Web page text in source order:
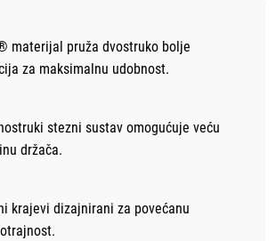
materijal pruža dvostruko bolje
za maksimalnu udobnost.
stezni sustav omogućuje veću
držača.
krajevi dizajnirani za povećanu